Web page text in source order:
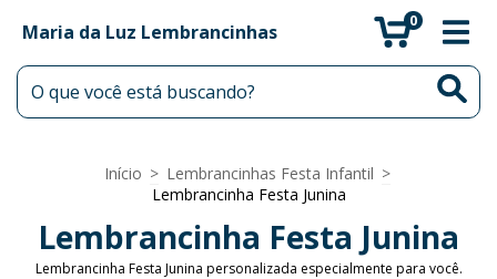
Maria da Luz Lembrancinhas 0
Início > Lembrancinhas Festa Infantil >
Lembrancinha Festa Junina
Lembrancinha Festa Junina
Lembrancinha Festa Junina personalizada especialmente para você.